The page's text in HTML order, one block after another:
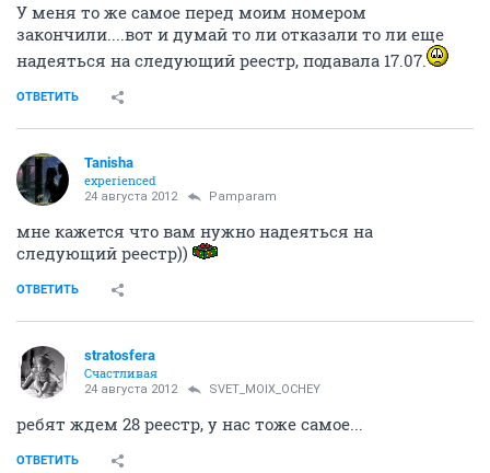
У меня то же самое перед моим номером
закончили....вот и думай то ли отказали то ли еще
надеяться на следующий реестр, подавала 17.07.
ОТВЕТИТЬ
Tanisha
experienced
24 августа 2012 Pamparam
мне кажется что вам нужно надеяться на
следующий реестр))
ОТВЕТИТЬ
stratosfera
Счастливая
24 августа 2012 SVET_MOIX_OCHEY
ребят ждем 28 реестр, у нас тоже самое...
ОТВЕТИТЬ